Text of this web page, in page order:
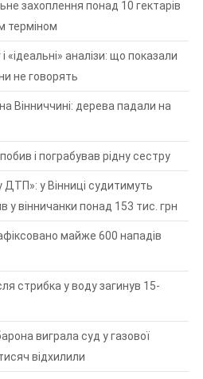
захоплення понад 10 гектарів
терміном
«ідеальні» аналізи: що показали
не говорять
Вінниччині: дерева падали на
і пограбував рідну сестру
у Вінниці судитимуть
у вінничанки понад 153 тис. грн
майже 600 нападів
стрибка у воду загинув 15-
виграла суд у газової
відхилили